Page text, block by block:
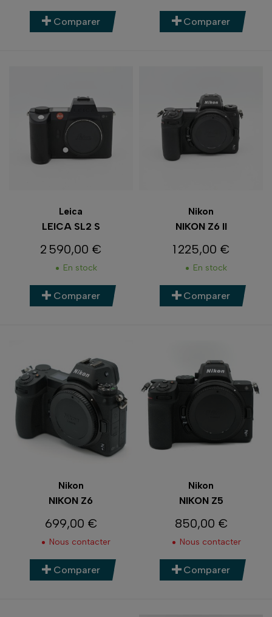
Comparer Comparer
Leica
LEICA SL2 S
Prix
2 590,00 €
En stock
Comparer
Nikon
NIKON Z6 II
Prix
1 225,00 €
En stock
Comparer
Nikon
NIKON Z6
Prix
699,00 €
Nous contacter
Comparer
Nikon
NIKON Z5
Prix
850,00 €
Nous contacter
Comparer